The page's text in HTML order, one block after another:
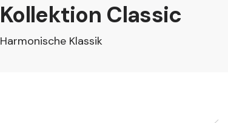
Kollektion Classic
Harmonische Klassik